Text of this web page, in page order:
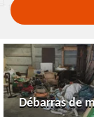
Débarras de